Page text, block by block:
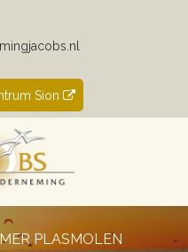
Sion
PLASMOLEN